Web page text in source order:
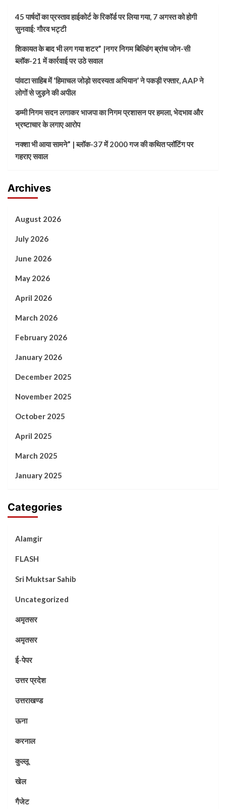
45 पार्षदों का प्रस्ताव हाईकोर्ट के रिकॉर्ड पर लिया गया, 7 अगस्त को होगी
सुनवाई: गौरव भट्टी
शिकायत के बाद भी लग गया शटर” |नगर निगम बिल्डिंग ब्रांच जोन-सी
ब्लॉक-21 में कार्रवाई पर उठे सवाल
पांवटा साहिब में ‘हिमाचल जोड़ो सदस्यता अभियान’ ने पकड़ी रफ्तार, AAP ने
लोगों से जुड़ने की अपील
डम्मी निगम सदन लगाकर भाजपा का निगम प्रशासन पर हमला, भेदभाव और
भ्रष्टाचार के लगाए आरोप
नक्शा भी आया सामने” | ब्लॉक-37 में 2000 गज की कथित प्लॉटिंग पर
गहराए सवाल
Archives
August 2026
July 2026
June 2026
May 2026
April 2026
March 2026
February 2026
January 2026
December 2025
November 2025
October 2025
April 2025
March 2025
January 2025
Categories
Alamgir
FLASH
Sri Muktsar Sahib
Uncategorized
अमृतसर
अमृतसर
ई-पेपर
उत्तर प्रदेश
उत्तराखण्ड
ऊना
करनाल
कुल्लू
खेल
गैजेट